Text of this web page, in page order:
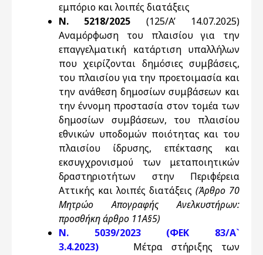
εμπόριο και λοιπές διατάξεις
Ν. 5218/2025 (125/A’ 14.07.2025)
Αναμόρφωση του πλαισίου για την
επαγγελματική κατάρτιση υπαλλήλων
που χειρίζονται δημόσιες συμβάσεις,
του πλαισίου για την προετοιμασία και
την ανάθεση δημοσίων συμβάσεων και
την έννομη προστασία στον τομέα των
δημοσίων συμβάσεων, του πλαισίου
εθνικών υποδομών ποιότητας και του
πλαισίου ίδρυσης, επέκτασης και
εκσυγχρονισμού των μεταποιητικών
δραστηριοτήτων στην Περιφέρεια
Αττικής και λοιπές διατάξεις (Άρθρο 70
Μητρώο Απογραφής Ανελκυστήρων:
προσθήκη άρθρο 11Α§5)
Ν. 5039/2023 (ΦΕΚ 83/Α`
3.4.2023)
Μέτρα στήριξης των